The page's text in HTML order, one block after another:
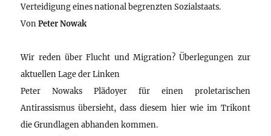
Verteidigung eines national begrenzten Sozialstaats.
VonPeter Nowak
Wir reden über Flucht und Migration? Überlegungen zur
aktuellen Lage der Linken
Peter Nowaks Plädoyer für einen proletarischen
Antirassismus übersieht, dass diesem hier wie im Trikont
die Grundlagen abhanden kommen.